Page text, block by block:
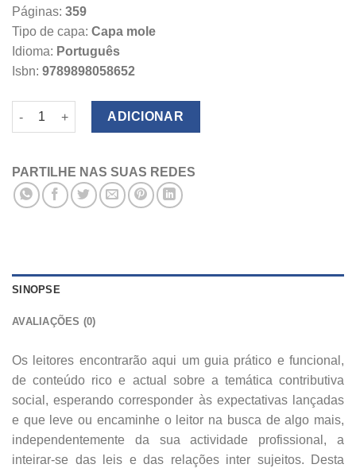
Páginas: 359
Tipo de capa: Capa mole
Idioma: Português
Isbn: 9789898058652
Quantidade de Novo Regime Contributivo para a Segurança
ADICIONAR
PARTILHE NAS SUAS REDES
SINOPSE
AVALIAÇÕES (0)
Os leitores encontrarão aqui um guia prático e funcional,
de conteúdo rico e actual sobre a temática contributiva
social, esperando corresponder às expectativas lançadas
e que leve ou encaminhe o leitor na busca de algo mais,
independentemente da sua actividade profissional, a
inteirar-se das leis e das relações inter sujeitos. Desta